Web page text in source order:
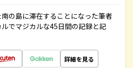
の島に滞在することになった筆者
でマジカルな45日間の記録と記
詳細を見る